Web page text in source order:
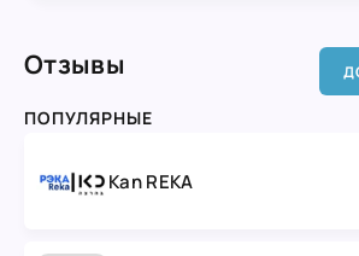
Отзывы
ПОПУЛЯРНЫЕ
Kan REKA